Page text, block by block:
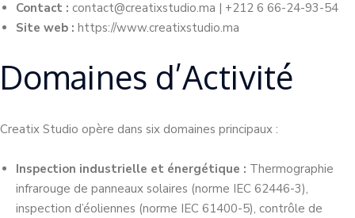
Contact : contact@creatixstudio.ma | +212 6 66-24-93-54
Site web : https://www.creatixstudio.ma
Domaines d’Activité
Creatix Studio opère dans six domaines principaux :
Inspection industrielle et énergétique : Thermographie
infrarouge de panneaux solaires (norme IEC 62446-3),
inspection d’éoliennes (norme IEC 61400-5), contrôle de